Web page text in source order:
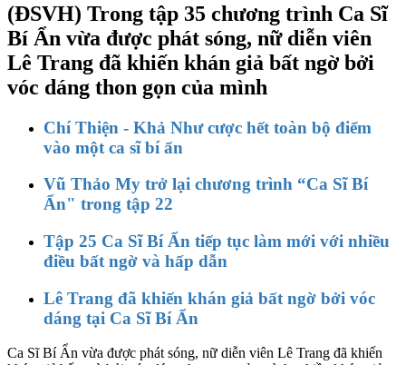
(ĐSVH) Trong tập 35 chương trình Ca Sĩ
Bí Ẩn vừa được phát sóng, nữ diễn viên
Lê Trang đã khiến khán giả bất ngờ bởi
vóc dáng thon gọn của mình
Chí Thiện - Khả Như cược hết toàn bộ điểm
vào một ca sĩ bí ẩn
Vũ Thảo My trở lại chương trình “Ca Sĩ Bí
Ẩn" trong tập 22
Tập 25 Ca Sĩ Bí Ẩn tiếp tục làm mới với nhiều
điều bất ngờ và hấp dẫn
Lê Trang đã khiến khán giả bất ngờ bởi vóc
dáng tại Ca Sĩ Bí Ẩn
Ca Sĩ Bí Ẩn vừa được phát sóng, nữ diễn viên Lê Trang đã khiến